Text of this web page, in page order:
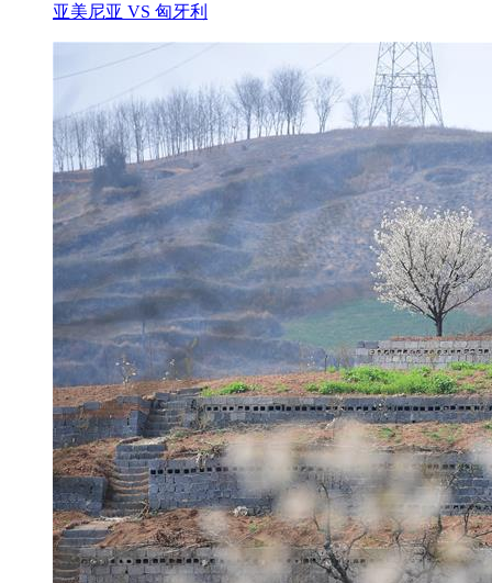
亚美尼亚 VS 匈牙利